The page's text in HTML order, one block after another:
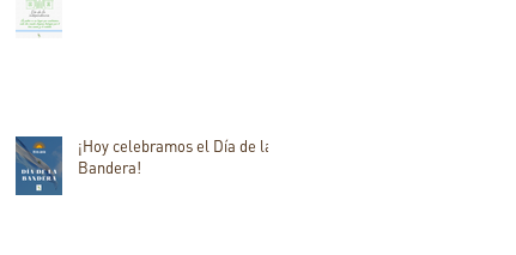
¡Hoy celebramos el Día de la
Bandera!